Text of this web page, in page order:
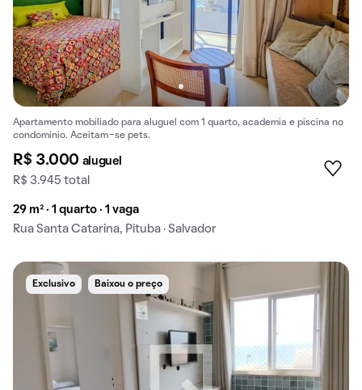
Apartamento mobiliado para aluguel com 1 quarto, academia e piscina no
condomínio. Aceitam-se pets.
R$ 3.000 aluguel
R$ 3.945 total
29 m² · 1 quarto · 1 vaga
Rua Santa Catarina, Pituba · Salvador
Exclusivo Baixou o preço